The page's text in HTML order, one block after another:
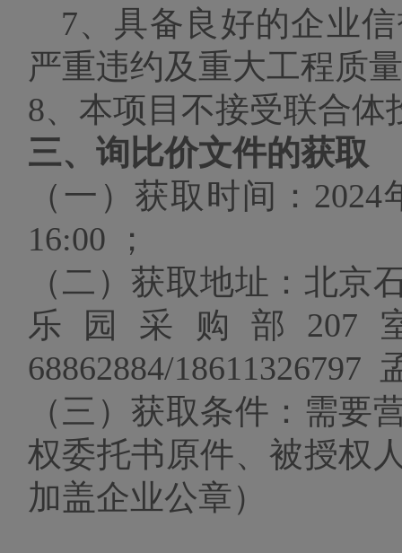
7、具备良好的企业
严重违约及重大工程质
8、本项目不接受联合体
三、询比价文件的获取
（一）获取时间： 2024
16:00 ；
（二）获取地址：北京
乐园采购部 207
68862884/18611326797
（三）获取条件：需要
权委托书原件、被授权
加盖企业公章）